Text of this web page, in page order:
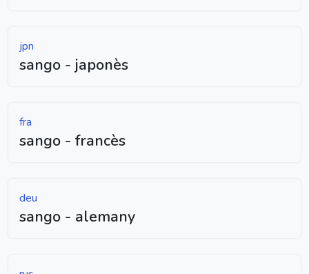
jpn
sango - japonès
fra
sango - francès
deu
sango - alemany